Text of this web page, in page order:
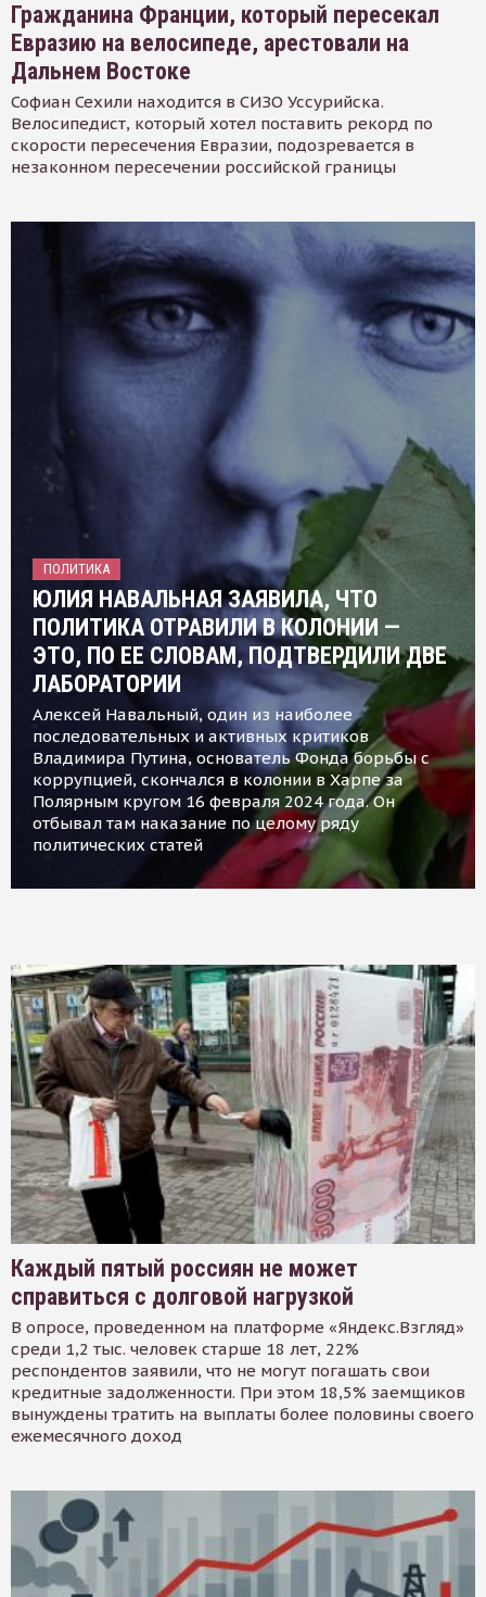
Гражданина Франции, который пересекал
Евразию на велосипеде, арестовали на
Дальнем Востоке
Софиан Сехили находится в СИЗО Уссурийска.
Велосипедист, который хотел поставить рекорд по
скорости пересечения Евразии, подозревается в
незаконном пересечении российской границы
ПОЛИТИКА
ЮЛИЯ НАВАЛЬНАЯ ЗАЯВИЛА, ЧТО
ПОЛИТИКА ОТРАВИЛИ В КОЛОНИИ —
ЭТО, ПО ЕЕ СЛОВАМ, ПОДТВЕРДИЛИ ДВЕ
ЛАБОРАТОРИИ
Алексей Навальный, один из наиболее
последовательных и активных критиков
Владимира Путина, основатель Фонда борьбы с
коррупцией, скончался в колонии в Харпе за
Полярным кругом 16 февраля 2024 года. Он
отбывал там наказание по целому ряду
политических статей
Каждый пятый россиян не может
справиться с долговой нагрузкой
В опросе, проведенном на платформе «Яндекс.Взгляд»
среди 1,2 тыс. человек старше 18 лет, 22%
респондентов заявили, что не могут погашать свои
кредитные задолженности. При этом 18,5% заемщиков
вынуждены тратить на выплаты более половины своего
ежемесячного доход